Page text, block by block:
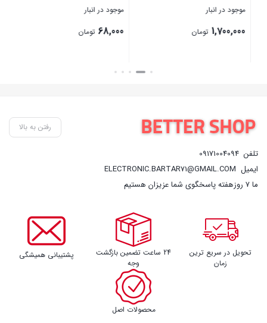
موجود در انبار
1,700,000 تومان
موجود در انبار
68,000 تومان
بستن
رفتن به بالا
تلفن 09171004094
ایمیل ELECTRONIC.BARTAR71@GMAIL.COM
ما 7 روزهفته پاسخگوی شما عزیزان هستیم
تحویل در سریع ترین
زمان
24 ساعت تضمین بازگشت
وجه
پشتیبانی همیشگی
محصولات اصل